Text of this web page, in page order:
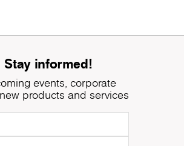
Stay informed!
events, corporate
products and services